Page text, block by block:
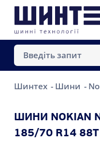
Шинтех Шини
ШИНИ NOKIAN
185/70 R14 88T